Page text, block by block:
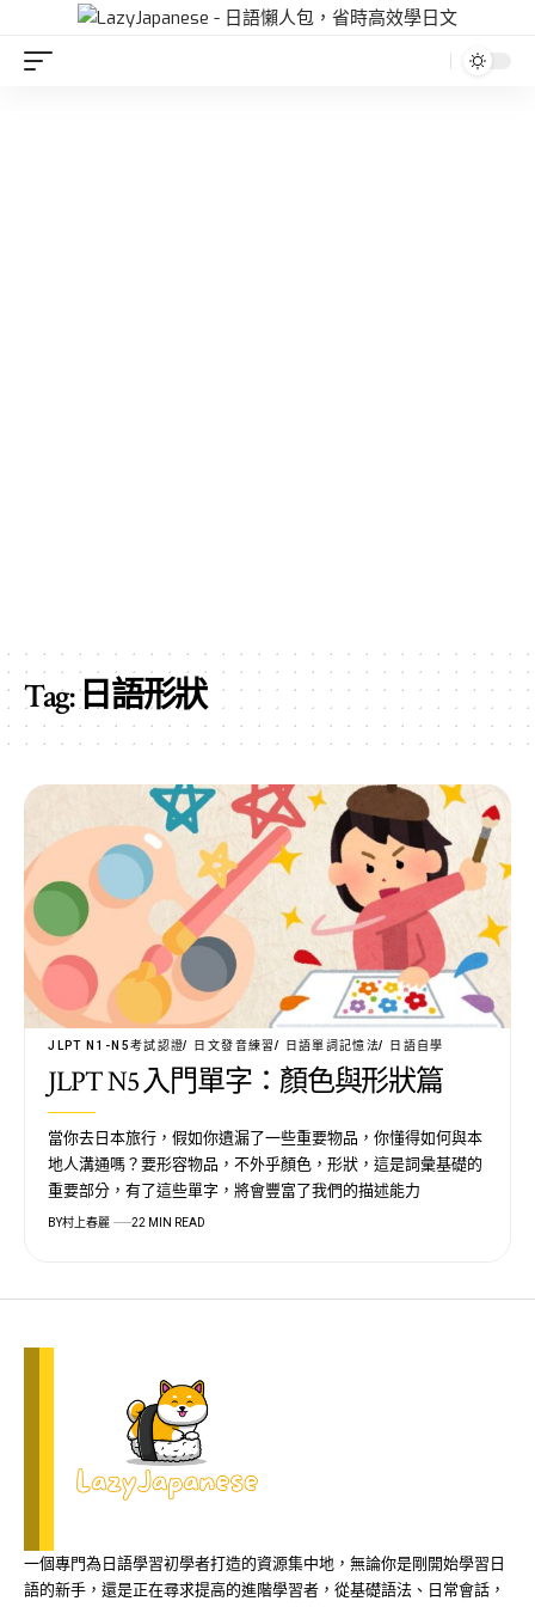
Tag:日語形狀
JLPT N1-N5考試認證 日文發音練習 日語單詞記憶法 日語自學
JLPT N5 入門單字：顏色與形狀篇
當你去日本旅行，假如你遺漏了一些重要物品，你懂得如何與本
地人溝通嗎？要形容物品，不外乎顏色，形狀，這是詞彙基礎的
重要部分，有了這些單字，將會豐富了我們的描述能力
BY村上春麗 22 MIN READ
一個專門為日語學習初學者打造的資源集中地，無論你是剛開始學習日
語的新手，還是正在尋求提高的進階學習者，從基礎語法、日常會話，